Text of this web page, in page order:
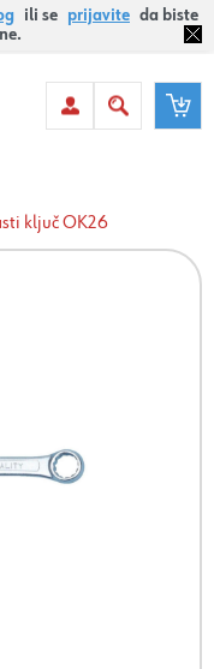
ili se prijavite da biste
ključ OK26